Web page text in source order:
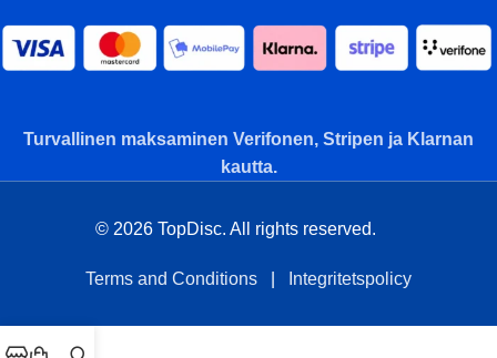
Turvallinen maksaminen Verifonen, Stripen ja Klarnan
kautta.
© 2026 TopDisc. All rights reserved.
Terms and Conditions Integritetspolicy